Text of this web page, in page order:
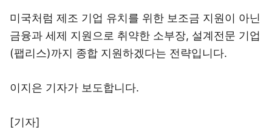
미국처럼 제조 기업 유치를 위한 보조금 지원이 아닌
금융과 세제 지원으로 취약한 소부장, 설계전문 기업
(팹리스)까지 종합 지원하겠다는 전략입니다.
이지은 기자가 보도합니다.
[기자]